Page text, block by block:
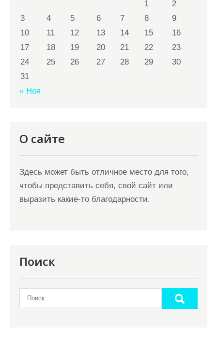
1
2
3
4 5 6 7 8
9
10
11 12 13 14 15
16
17
18 19 20 21 22
23
24
25 26 27 28 29
30
31
« Ноя
О сайте
Здесь может быть отличное место для того,
чтобы представить себя, свой сайт или
выразить какие-то благодарности.
Поиск